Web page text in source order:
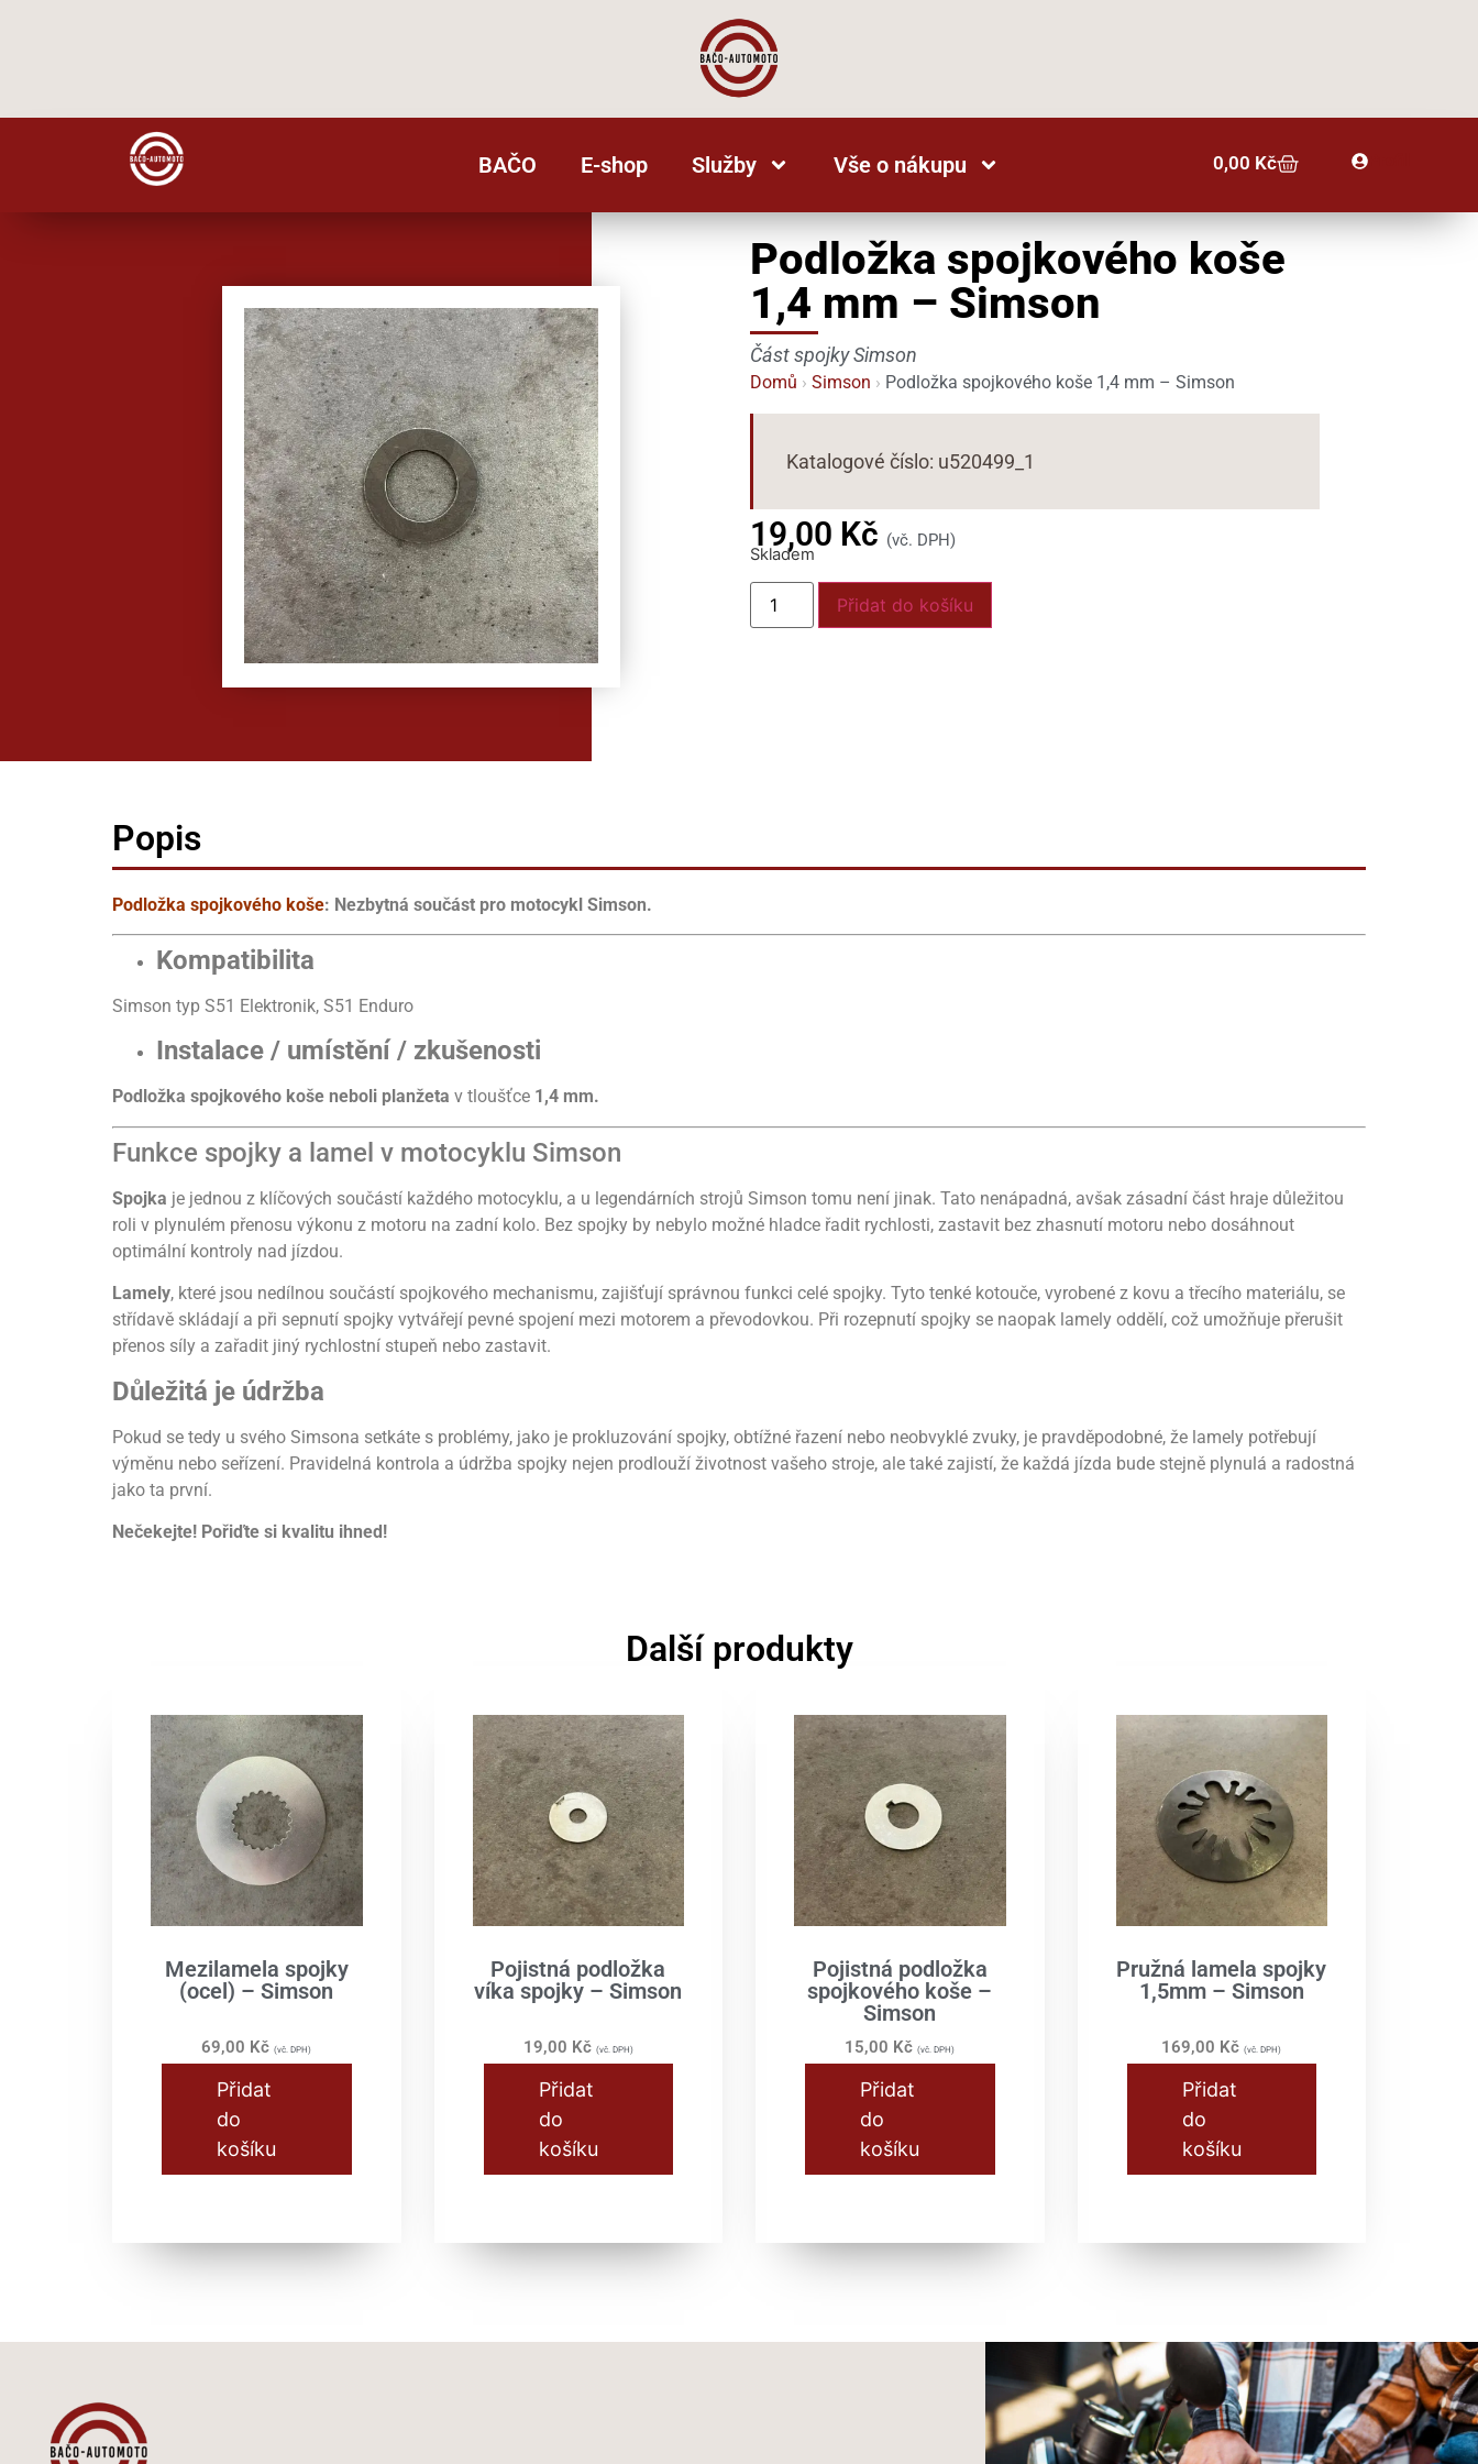
BAČO E-shop Služby Vše o nákupu 0,00 Kč
Podložka spojkového koše
1,4 mm – Simson
Část spojky Simson
Domů › Simson › Podložka spojkového koše 1,4 mm – Simson
Katalogové číslo: u520499_1
19,00 Kč (vč. DPH)
Skladem
Přidat do košíku
Popis
Podložka spojkového koše: Nezbytná součást pro motocykl Simson.
Kompatibilita
Simson typ S51 Elektronik, S51 Enduro
Instalace / umístění / zkušenosti
Podložka spojkového koše neboli planžeta v tloušťce 1,4 mm.
Funkce spojky a lamel v motocyklu Simson
Spojka je jednou z klíčových součástí každého motocyklu, a u legendárních strojů Simson tomu není jinak. Tato nenápadná, avšak zásadní část hraje důležitou
roli v plynulém přenosu výkonu z motoru na zadní kolo. Bez spojky by nebylo možné hladce řadit rychlosti, zastavit bez zhasnutí motoru nebo dosáhnout
optimální kontroly nad jízdou.
Lamely, které jsou nedílnou součástí spojkového mechanismu, zajišťují správnou funkci celé spojky. Tyto tenké kotouče, vyrobené z kovu a třecího materiálu, se
střídavě skládají a při sepnutí spojky vytvářejí pevné spojení mezi motorem a převodovkou. Při rozepnutí spojky se naopak lamely oddělí, což umožňuje přerušit
přenos síly a zařadit jiný rychlostní stupeň nebo zastavit.
Důležitá je údržba
Pokud se tedy u svého Simsona setkáte s problémy, jako je prokluzování spojky, obtížné řazení nebo neobvyklé zvuky, je pravděpodobné, že lamely potřebují
výměnu nebo seřízení. Pravidelná kontrola a údržba spojky nejen prodlouží životnost vašeho stroje, ale také zajistí, že každá jízda bude stejně plynulá a radostná
jako ta první.
Nečekejte! Pořiďte si kvalitu ihned!
Další produkty
Mezilamela spojky
(ocel) – Simson
69,00 Kč (vč. DPH)
Přidat
do
košíku
Pojistná podložka
víka spojky – Simson
19,00 Kč (vč. DPH)
Přidat
do
košíku
Pojistná podložka
spojkového koše –
Simson
15,00 Kč (vč. DPH)
Přidat
do
košíku
Pružná lamela spojky
1,5mm – Simson
169,00 Kč (vč. DPH)
Přidat
do
košíku